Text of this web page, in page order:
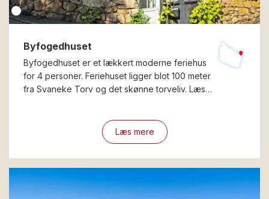
Byfogedhuset
Byfogedhuset er et lækkert moderne feriehus
for 4 personer. Feriehuset ligger blot 100 meter
fra Svaneke Torv og det skønne torveliv. Læs…
Læs mere